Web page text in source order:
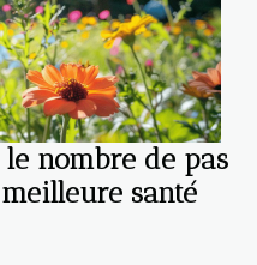
nombre de pas
santé